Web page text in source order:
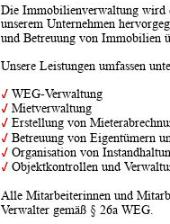
Die Immobilienverwaltung wird
unserem Unternehmen
und Betreuung von Immobilien
Unsere Leistungen umfassen
✓ WEG-Verwaltung
✓ Mietverwaltung
✓ Erstellung von
✓ Betreuung von Eigentümern
✓ Organisation von
✓ Objektkontrollen und
Alle Mitarbeiterinnen und
Verwalter gemäß § 26a WEG.